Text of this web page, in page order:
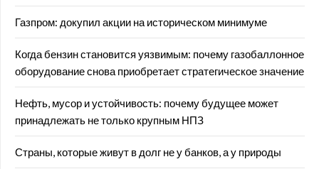
Газпром: докупил акции на историческом минимуме
Когда бензин становится уязвимым: почему газобаллонное
оборудование снова приобретает стратегическое значение
Нефть, мусор и устойчивость: почему будущее может
принадлежать не только крупным НПЗ
Страны, которые живут в долг не у банков, а у природы